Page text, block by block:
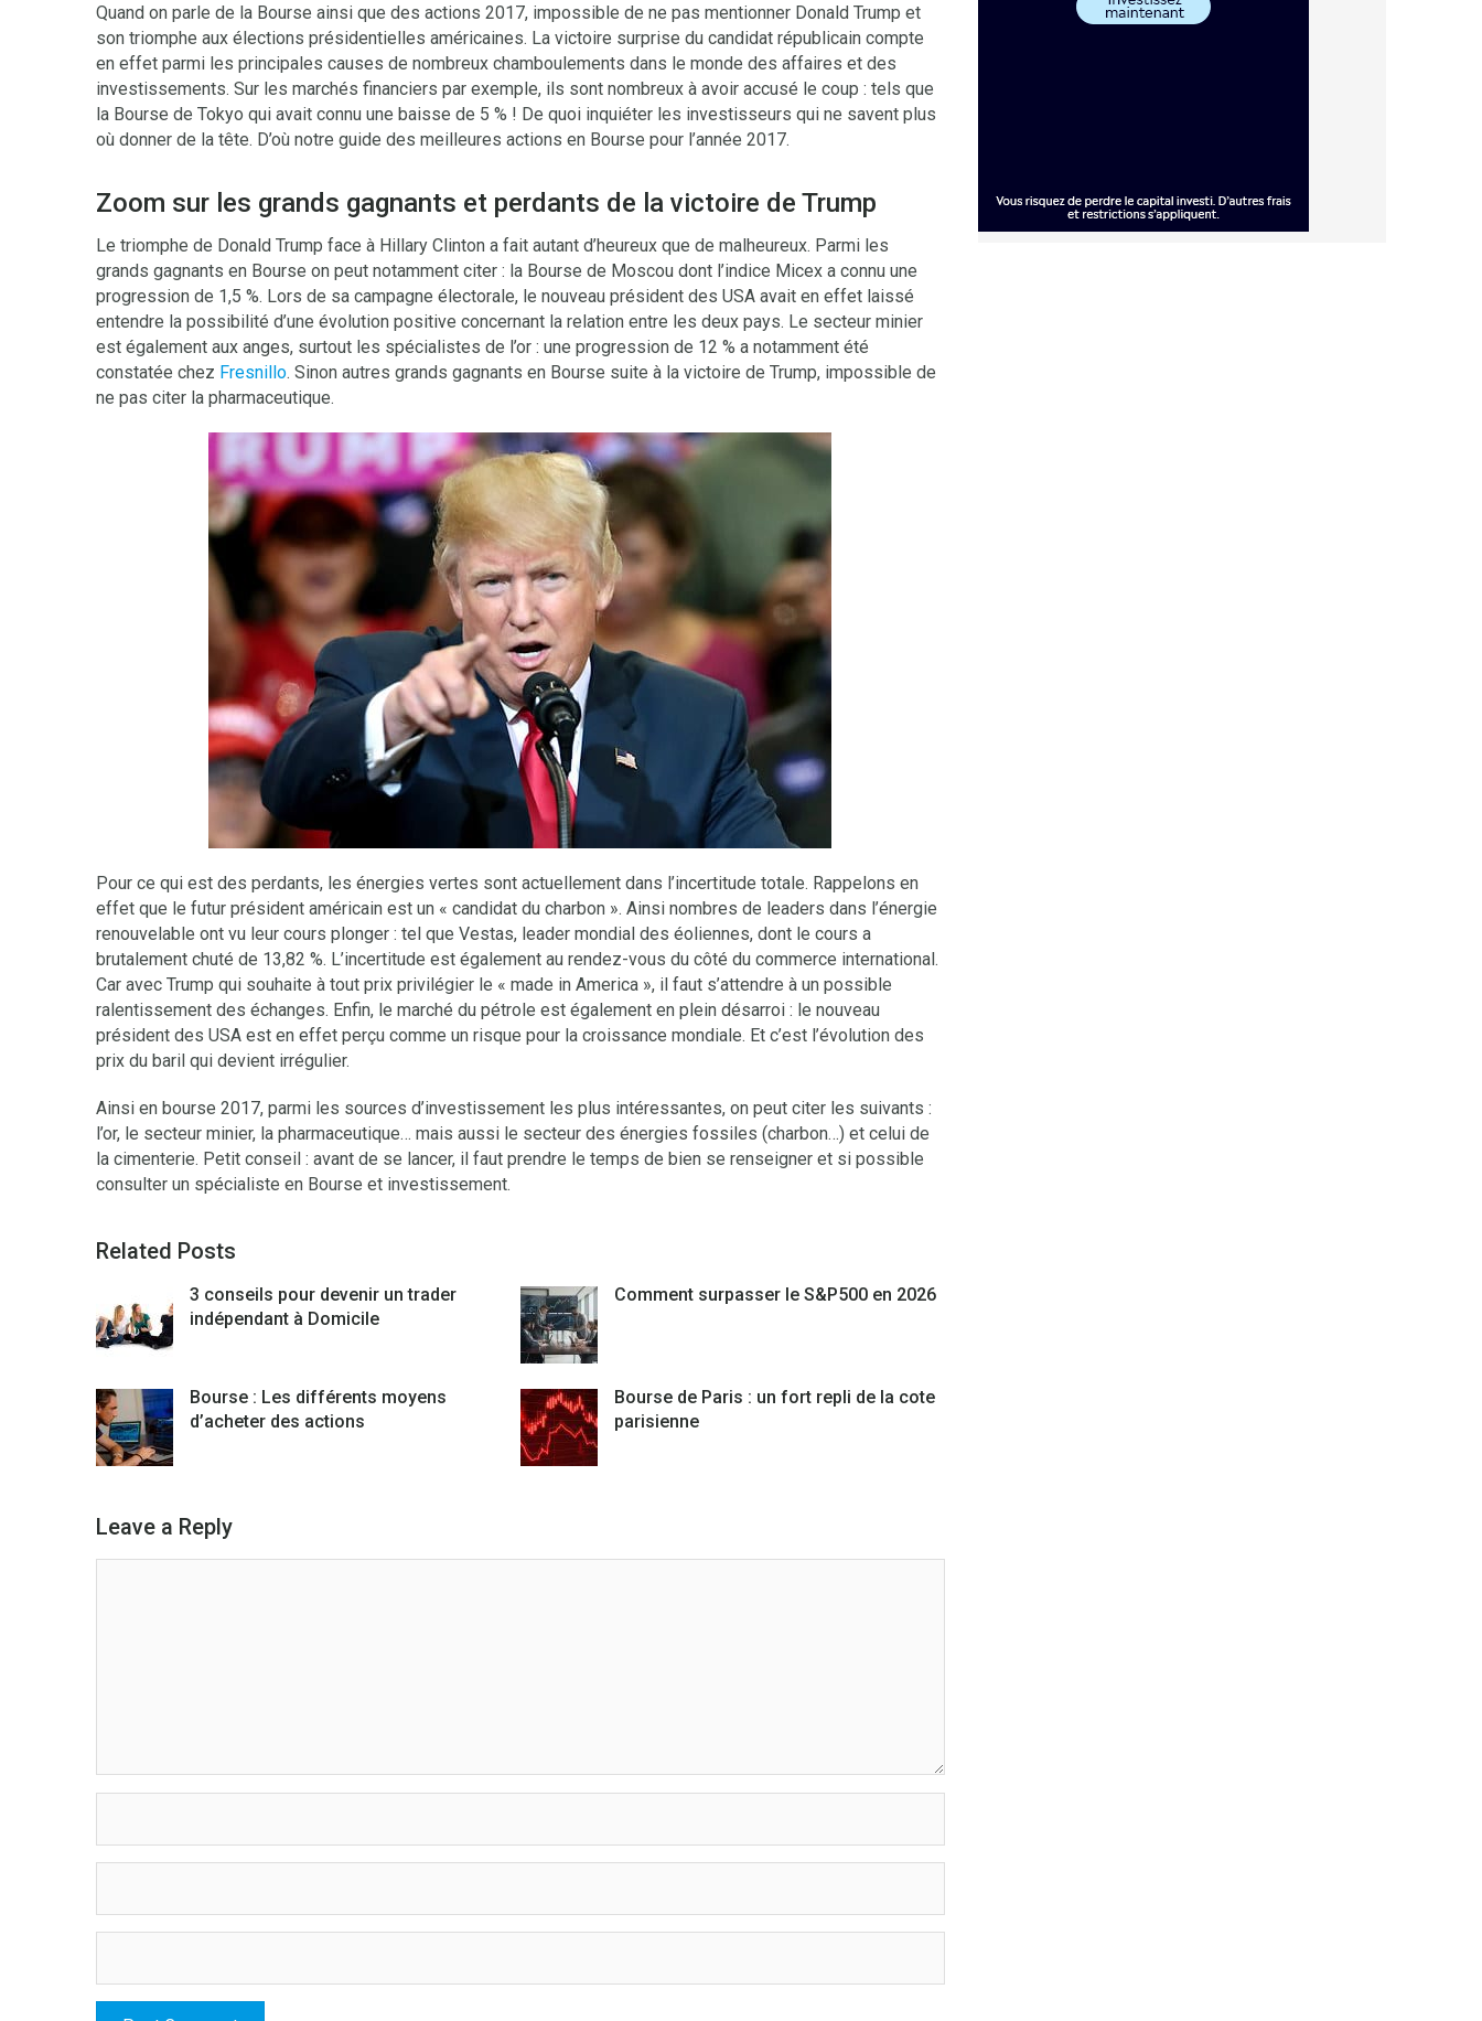
Quand on parle de la Bourse ainsi que des actions 2017, impossible de ne pas mentionner Donald Trump et
son triomphe aux élections présidentielles américaines. La victoire surprise du candidat républicain compte
en effet parmi les principales causes de nombreux chamboulements dans le monde des affaires et des
investissements. Sur les marchés financiers par exemple, ils sont nombreux à avoir accusé le coup : tels que
la Bourse de Tokyo qui avait connu une baisse de 5 % ! De quoi inquiéter les investisseurs qui ne savent plus
où donner de la tête. D’où notre guide des meilleures actions en Bourse pour l’année 2017.
Zoom sur les grands gagnants et perdants de la victoire de Trump
Le triomphe de Donald Trump face à Hillary Clinton a fait autant d’heureux que de malheureux. Parmi les
grands gagnants en Bourse on peut notamment citer : la Bourse de Moscou dont l’indice Micex a connu une
progression de 1,5 %. Lors de sa campagne électorale, le nouveau président des USA avait en effet laissé
entendre la possibilité d’une évolution positive concernant la relation entre les deux pays. Le secteur minier
est également aux anges, surtout les spécialistes de l’or : une progression de 12 % a notamment été
constatée chez Fresnillo. Sinon autres grands gagnants en Bourse suite à la victoire de Trump, impossible de
ne pas citer la pharmaceutique.
Pour ce qui est des perdants, les énergies vertes sont actuellement dans l’incertitude totale. Rappelons en
effet que le futur président américain est un « candidat du charbon ». Ainsi nombres de leaders dans l’énergie
renouvelable ont vu leur cours plonger : tel que Vestas, leader mondial des éoliennes, dont le cours a
brutalement chuté de 13,82 %. L’incertitude est également au rendez-vous du côté du commerce international.
Car avec Trump qui souhaite à tout prix privilégier le « made in America », il faut s’attendre à un possible
ralentissement des échanges. Enfin, le marché du pétrole est également en plein désarroi : le nouveau
président des USA est en effet perçu comme un risque pour la croissance mondiale. Et c’est l’évolution des
prix du baril qui devient irrégulier.
Ainsi en bourse 2017, parmi les sources d’investissement les plus intéressantes, on peut citer les suivants :
l’or, le secteur minier, la pharmaceutique… mais aussi le secteur des énergies fossiles (charbon…) et celui de
la cimenterie. Petit conseil : avant de se lancer, il faut prendre le temps de bien se renseigner et si possible
consulter un spécialiste en Bourse et investissement.
Related Posts
3 conseils pour devenir un trader
indépendant à Domicile
Comment surpasser le S&P500 en 2026
Bourse : Les différents moyens
d’acheter des actions
Bourse de Paris : un fort repli de la cote
parisienne
Leave a Reply